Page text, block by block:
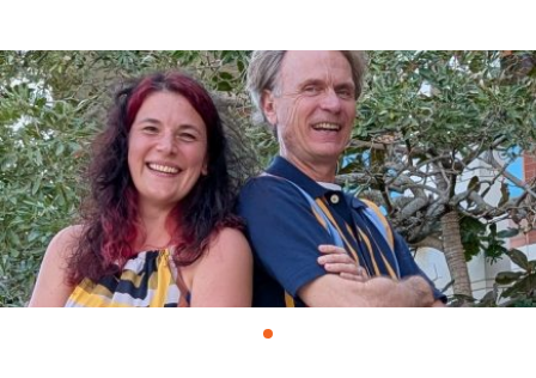
Microsoft Office 365
MRU mobilios programėlės
Pagalbos sistema
Profesinė sąjunga
Kontaktų paieška